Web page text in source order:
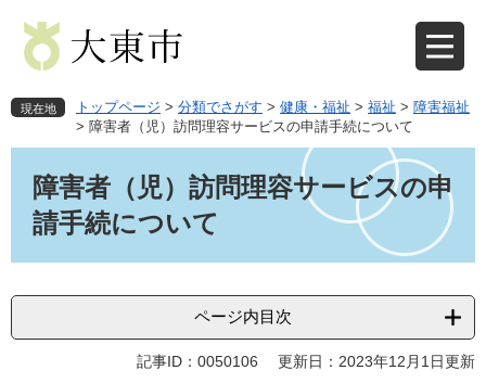
先
で
を
ば
へ
現在地 トップページ > 分類でさがす > 健康・福祉 > 福祉 > 障害福祉
> 障害者（児）訪問理容サービスの申請手続について
障害者（児）訪問理容サービスの申
請手続について
ページ内目次
記事ID：0050106 更新日：2023年12月1日更新